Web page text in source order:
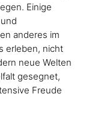
Einige
anderes im
erleben, nicht
neue Welten
gesegnet,
Freude